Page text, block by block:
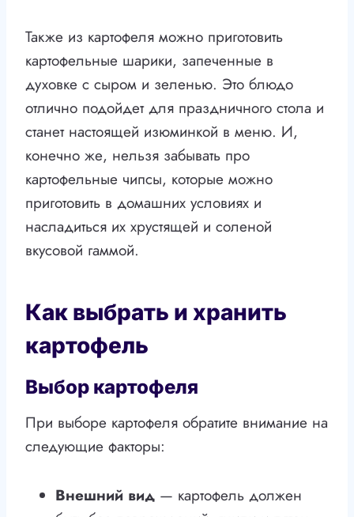
Также из картофеля можно приготовить
картофельные шарики, запеченные в
духовке с сыром и зеленью. Это блюдо
отлично подойдет для праздничного стола и
станет настоящей изюминкой в меню. И,
конечно же, нельзя забывать про
картофельные чипсы, которые можно
приготовить в домашних условиях и
насладиться их хрустящей и соленой
вкусовой гаммой.
Как выбрать и хранить
картофель
Выбор картофеля
При выборе картофеля обратите внимание на
следующие факторы:
Внешний вид — картофель должен